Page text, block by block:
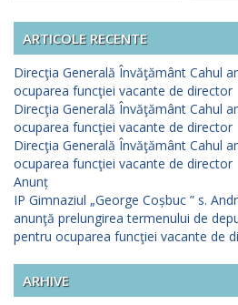
ARTICOLE RECENTE
Direcţia Generală Învăţământ Cahul
ocuparea funcţiei vacante de director
Direcţia Generală Învăţământ Cahul
ocuparea funcţiei vacante de director
Direcţia Generală Învăţământ Cahul
ocuparea funcţiei vacante de director
Anunț
IP Gimnaziul „George Coșbuc ” s.
anunţă prelungirea termenului de
pentru ocuparea funcţiei vacante de
ARHIVE